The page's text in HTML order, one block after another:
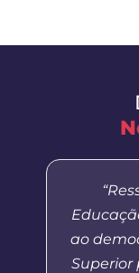
ao
Superior